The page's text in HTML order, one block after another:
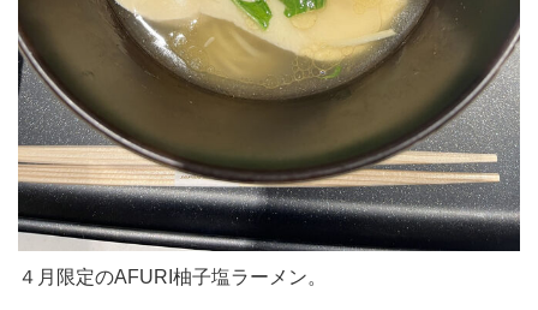
４月限定のAFURI柚子塩ラーメン。